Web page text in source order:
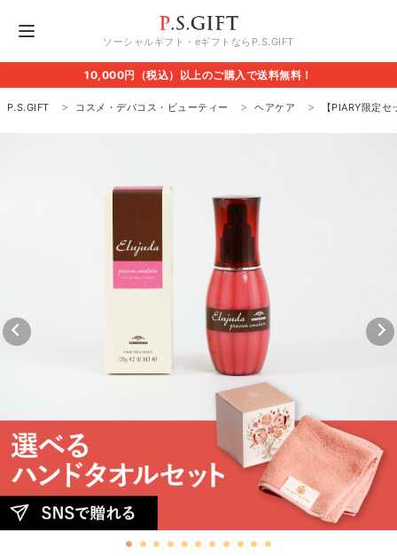
ソーシャルギフト・eギフトならP.S.GIFT
10,000円（税込）以上のご購入で送料無料！
P.S.GIFT コスメ・デパコス・ビューティー ヘアケア 【PIARY限定